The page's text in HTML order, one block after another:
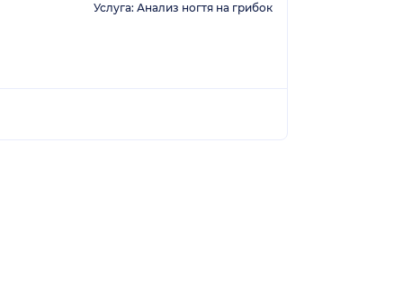
Услуга: Анализ ногтя на грибок